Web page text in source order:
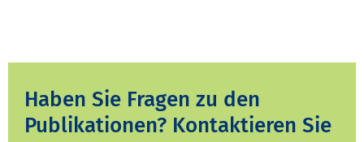
Haben Sie Fragen zu den
Publikationen? Kontaktieren Sie